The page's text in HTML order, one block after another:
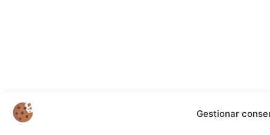
Gestionar